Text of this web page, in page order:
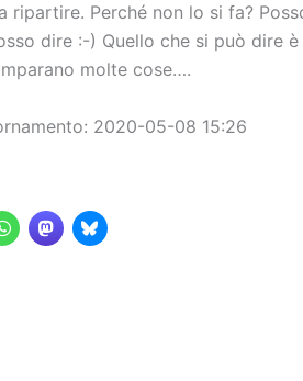
ripartire. Perché non lo si fa?
dire :-) Quello che si può dire
molte cose….
2020-05-08 15:26